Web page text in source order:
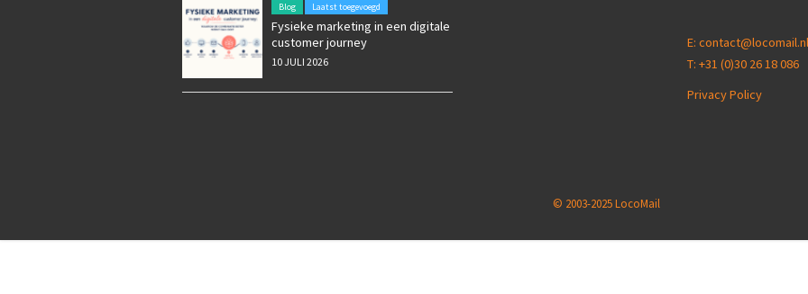
Blog Laatst toegevoegd
Fysieke marketing in een digitale
customer journey
10 JULI 2026
E: contact@locomail.nl
T: +31 (0)30 26 18 086
Privacy Policy
© 2003-2025 LocoMail